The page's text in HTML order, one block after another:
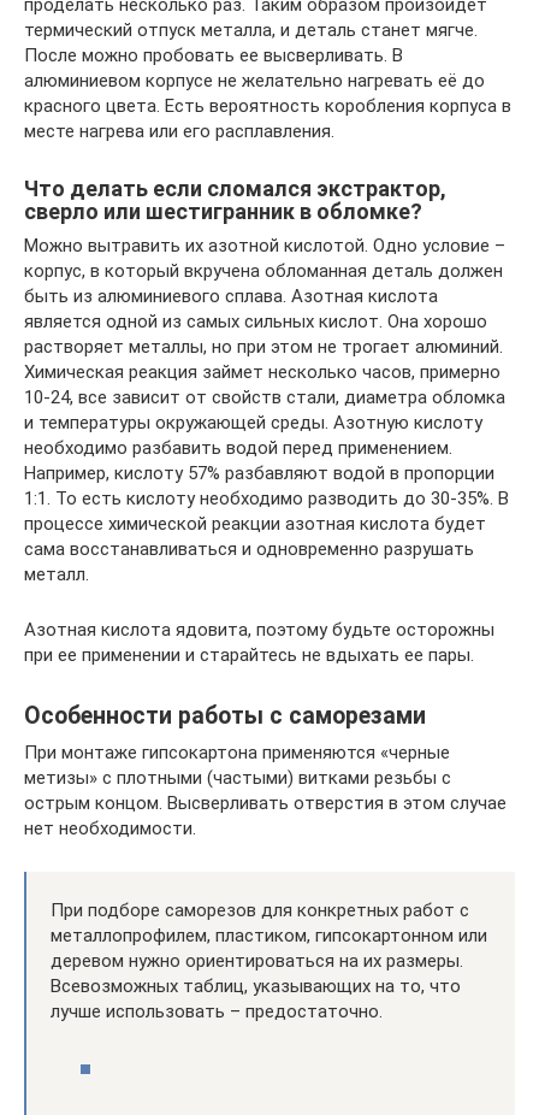
проделать несколько раз. Таким образом произойдет
термический отпуск металла, и деталь станет мягче.
После можно пробовать ее высверливать. В
алюминиевом корпусе не желательно нагревать её до
красного цвета. Есть вероятность коробления корпуса в
месте нагрева или его расплавления.
Что делать если сломался экстрактор,
сверло или шестигранник в обломке?
Можно вытравить их азотной кислотой. Одно условие –
корпус, в который вкручена обломанная деталь должен
быть из алюминиевого сплава. Азотная кислота
является одной из самых сильных кислот. Она хорошо
растворяет металлы, но при этом не трогает алюминий.
Химическая реакция займет несколько часов, примерно
10-24, все зависит от свойств стали, диаметра обломка
и температуры окружающей среды. Азотную кислоту
необходимо разбавить водой перед применением.
Например, кислоту 57% разбавляют водой в пропорции
1:1. То есть кислоту необходимо разводить до 30-35%. В
процессе химической реакции азотная кислота будет
сама восстанавливаться и одновременно разрушать
металл.
Азотная кислота ядовита, поэтому будьте осторожны
при ее применении и старайтесь не вдыхать ее пары.
Особенности работы с саморезами
При монтаже гипсокартона применяются «черные
метизы» с плотными (частыми) витками резьбы с
острым концом. Высверливать отверстия в этом случае
нет необходимости.
При подборе саморезов для конкретных работ с
металлопрофилем, пластиком, гипсокартонном или
деревом нужно ориентироваться на их размеры.
Всевозможных таблиц, указывающих на то, что
лучше использовать – предостаточно.